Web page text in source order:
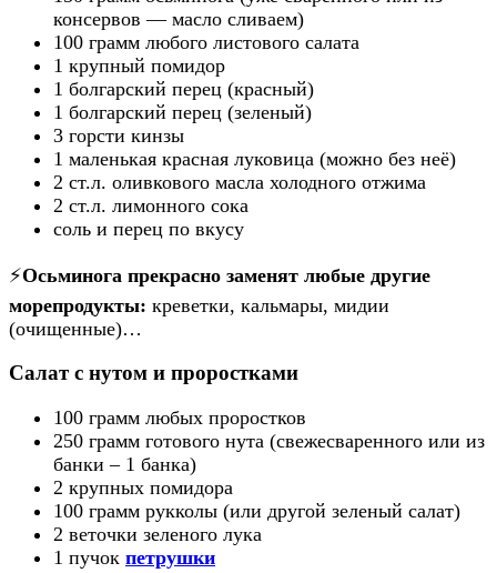
консервов — масло сливаем)
100 грамм любого листового салата
1 крупный помидор
1 болгарский перец (красный)
1 болгарский перец (зеленый)
3 горсти кинзы
1 маленькая красная луковица (можно без неё)
2 ст.л. оливкового масла холодного отжима
2 ст.л. лимонного сока
соль и перец по вкусу
⚡Осьминога прекрасно заменят любые другие
морепродукты: креветки, кальмары, мидии
(очищенные)…
Салат с нутом и проростками
100 грамм любых проростков
250 грамм готового нута (свежесваренного или из
банки – 1 банка)
2 крупных помидора
100 грамм рукколы (или другой зеленый салат)
2 веточки зеленого лука
1 пучок петрушки